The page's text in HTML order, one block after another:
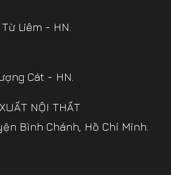
Liêm - HN.
Cát - HN.
NỘI THẤT
Bình Chánh, Hồ Chí Minh.